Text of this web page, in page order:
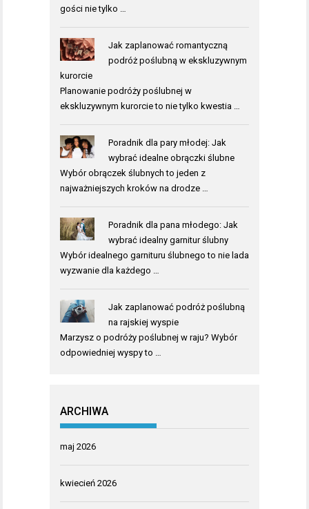
gości nie tylko …
Jak zaplanować romantyczną
podróż poślubną w ekskluzywnym
kurorcie
Planowanie podróży poślubnej w
ekskluzywnym kurorcie to nie tylko kwestia …
Poradnik dla pary młodej: Jak
wybrać idealne obrączki ślubne
Wybór obrączek ślubnych to jeden z
najważniejszych kroków na drodze …
Poradnik dla pana młodego: Jak
wybrać idealny garnitur ślubny
Wybór idealnego garnituru ślubnego to nie lada
wyzwanie dla każdego …
Jak zaplanować podróż poślubną
na rajskiej wyspie
Marzysz o podróży poślubnej w raju? Wybór
odpowiedniej wyspy to …
ARCHIWA
maj 2026
kwiecień 2026